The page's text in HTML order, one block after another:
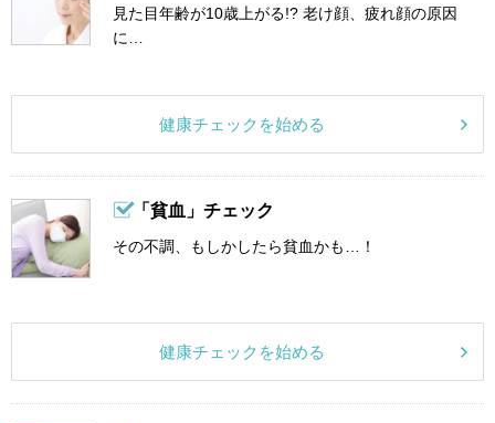
見た目年齢が10歳上がる!? 老け顔、疲れ顔の原因
に…
健康チェックを始める
「貧血」チェック
その不調、もしかしたら貧血かも…！
健康チェックを始める